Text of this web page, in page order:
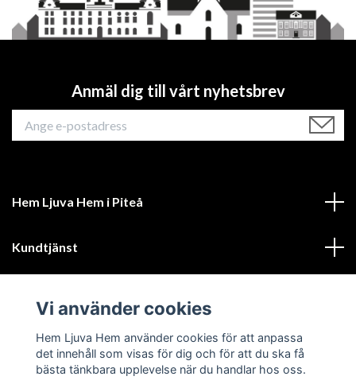
Anmäl dig till vårt nyhetsbrev
Hem Ljuva Hem i Piteå
Kundtjänst
Sociala medier
Vi använder cookies
Hem Ljuva Hem använder cookies för att anpassa
det innehåll som visas för dig och för att du ska få
bästa tänkbara upplevelse när du handlar hos oss.